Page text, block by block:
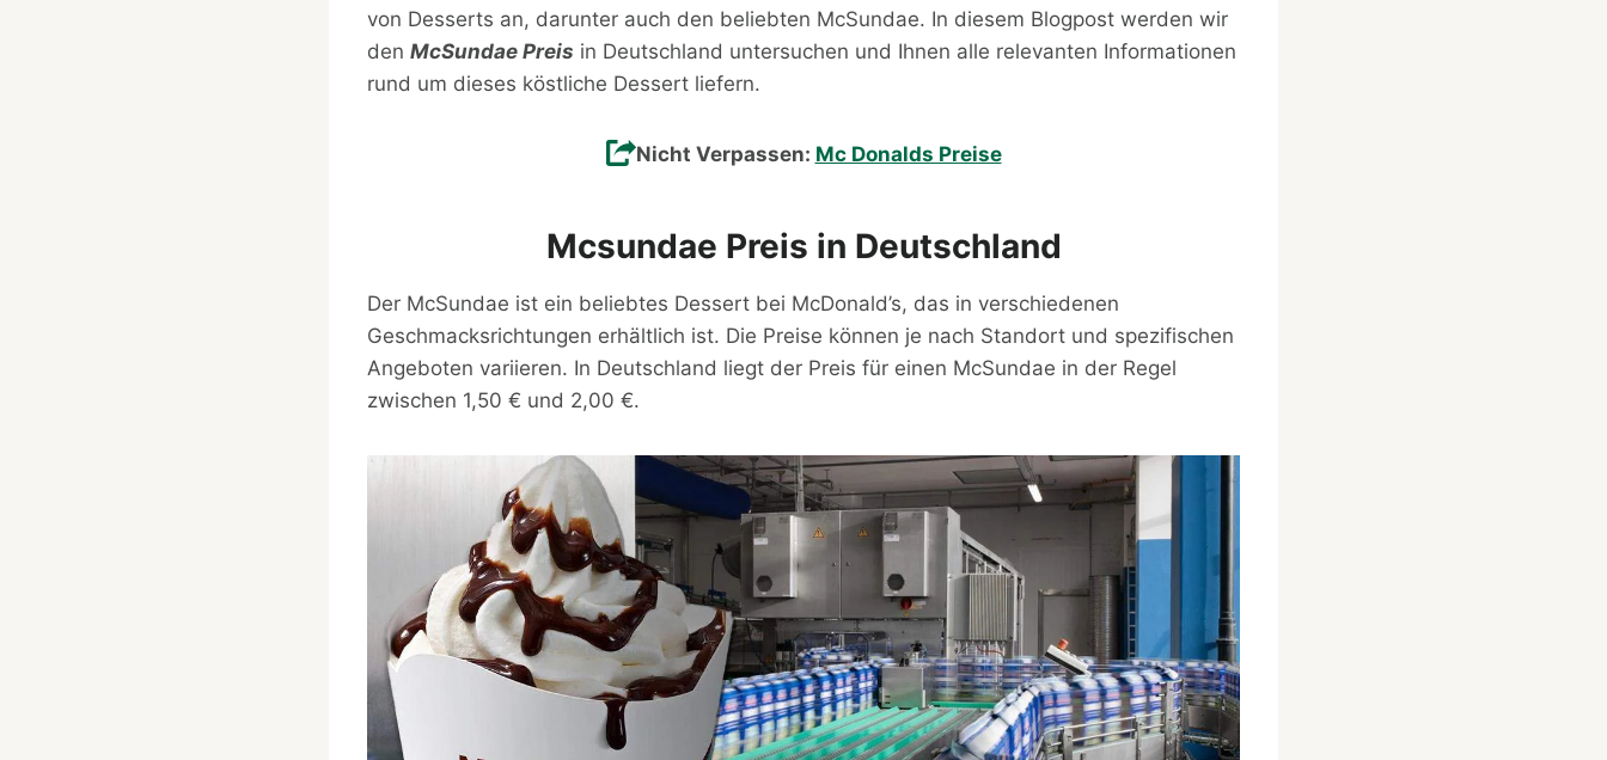
von Desserts an, darunter auch den beliebten McSundae. In diesem Blogpost werden wir
den McSundae Preis in Deutschland untersuchen und Ihnen alle relevanten Informationen
rund um dieses köstliche Dessert liefern.
Nicht Verpassen: Mc Donalds Preise
Mcsundae Preis in Deutschland
Der McSundae ist ein beliebtes Dessert bei McDonald’s, das in verschiedenen
Geschmacksrichtungen erhältlich ist. Die Preise können je nach Standort und spezifischen
Angeboten variieren. In Deutschland liegt der Preis für einen McSundae in der Regel
zwischen 1,50 € und 2,00 €.